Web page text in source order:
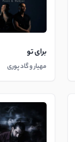
برای تو
مهیار و گاد پوری